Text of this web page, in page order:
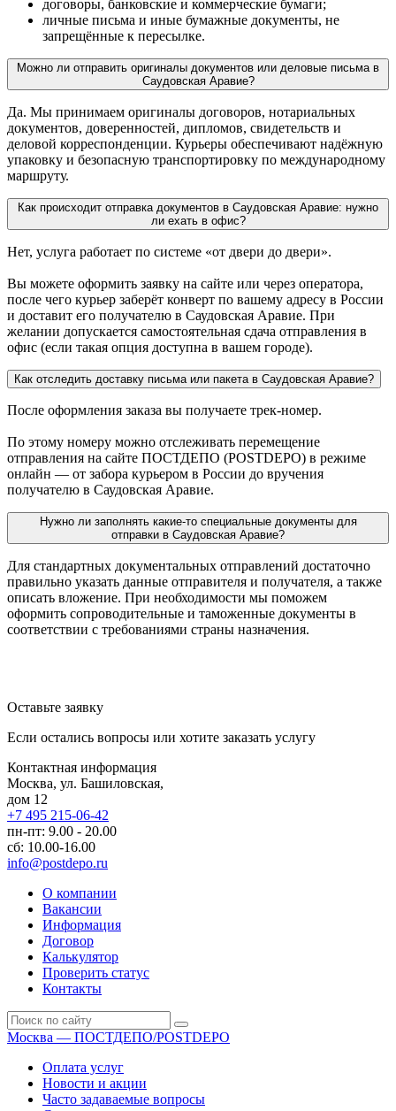
договоры, банковские и коммерческие бумаги;
личные письма и иные бумажные документы, не
запрещённые к пересылке.
Можно ли отправить оригиналы документов или деловые письма в
Саудовская Аравие?
Да. Мы принимаем оригиналы договоров, нотариальных
документов, доверенностей, дипломов, свидетельств и
деловой корреспонденции. Курьеры обеспечивают надёжную
упаковку и безопасную транспортировку по международному
маршруту.
Как происходит отправка документов в Саудовская Аравие: нужно
ли ехать в офис?
Нет, услуга работает по системе «от двери до двери».
Вы можете оформить заявку на сайте или через оператора,
после чего курьер заберёт конверт по вашему адресу в России
и доставит его получателю в Саудовская Аравие. При
желании допускается самостоятельная сдача отправления в
офис (если такая опция доступна в вашем городе).
Как отследить доставку письма или пакета в Саудовская Аравие?
После оформления заказа вы получаете трек-номер.
По этому номеру можно отслеживать перемещение
отправления на сайте ПОСТДЕПО (POSTDEPO) в режиме
онлайн — от забора курьером в России до вручения
получателю в Саудовская Аравие.
Нужно ли заполнять какие-то специальные документы для
отправки в Саудовская Аравие?
Для стандартных документальных отправлений достаточно
правильно указать данные отправителя и получателя, а также
описать вложение. При необходимости мы поможем
оформить сопроводительные и таможенные документы в
соответствии с требованиями страны назначения.
Оставьте заявку
Если остались вопросы или хотите заказать услугу
Контактная информация
Москва, ул. Башиловская,
дом 12
+7 495 215-06-42
пн-пт: 9.00 - 20.00
сб: 10.00-16.00
info@postdepo.ru
О компании
Вакансии
Информация
Договор
Калькулятор
Проверить статус
Контакты
Москва — ПОСТДЕПО/POSTDEPO
Оплата услуг
Новости и акции
Часто задаваемые вопросы